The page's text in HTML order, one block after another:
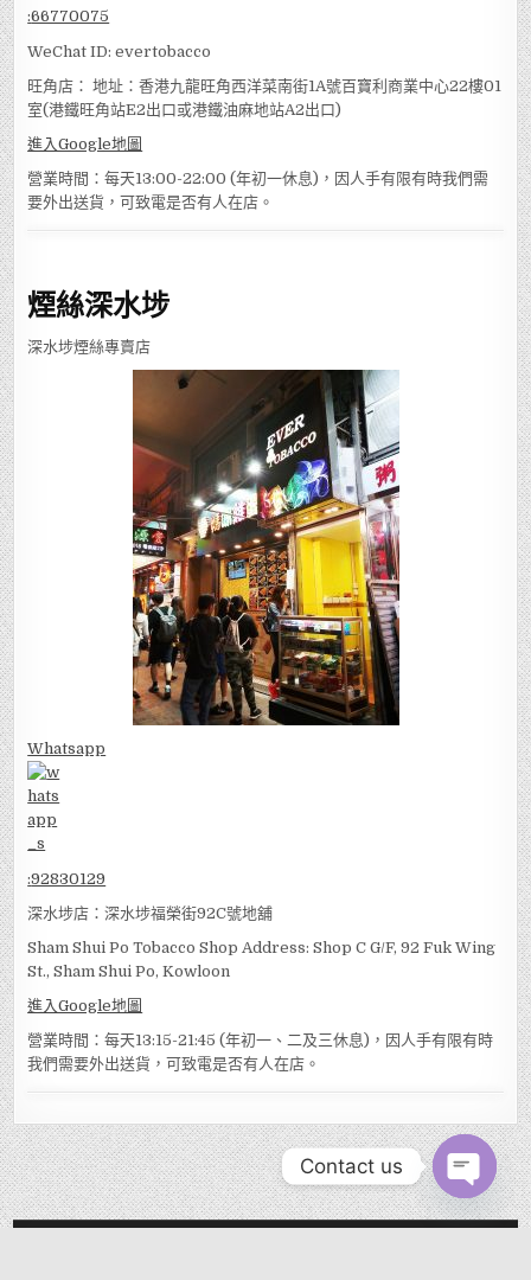
:66770075
WeChat ID: evertobacco
旺角店： 地址：香港九龍旺角西洋菜南街1A號百寶利商業中心22樓01
室(港鐵旺角站E2出口或港鐵油麻地站A2出口)
進入Google地圖
營業時間：每天13:00-22:00 (年初一休息)，因人手有限有時我們需
要外出送貨，可致電是否有人在店。
煙絲深水埗
深水埗煙絲專賣店
Whatsapp
:92830129
深水埗店：深水埗福榮街92C號地舖
Sham Shui Po Tobacco Shop Address: Shop C G/F, 92 Fuk Wing
St., Sham Shui Po, Kowloon
進入Google地圖
營業時間：每天13:15-21:45 (年初一、二及三休息)，因人手有限有時
我們需要外出送貨，可致電是否有人在店。
Contact us
OPEN
CHATY